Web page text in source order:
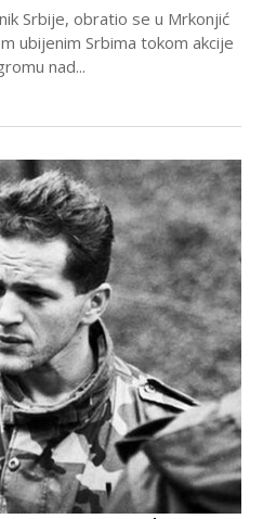
Srbije, obratio se u Mrkonjić
ubijenim Srbima tokom akcije
nad...